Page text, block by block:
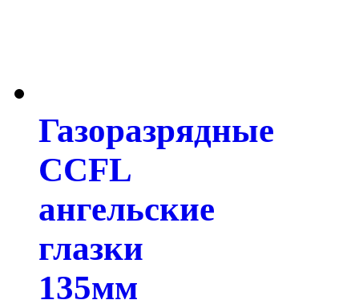
Газоразрядные
CCFL
ангельские
глазки
135мм